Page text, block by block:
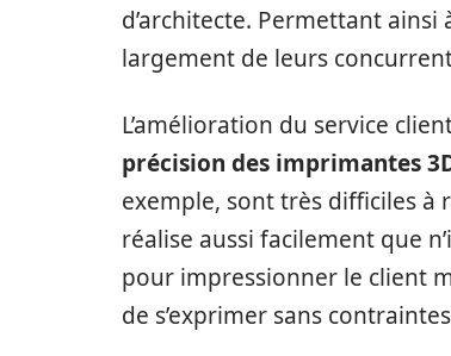
d’architecte. Permettant ainsi
largement de leurs
L’amélioration du service
précision des imprimantes
exemple, sont très difficiles à
réalise aussi facilement que
pour impressionner le client
de s’exprimer sans